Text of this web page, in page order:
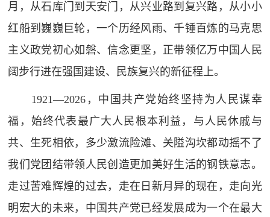
月，从石库门到天安门，从兴业路到复兴路，从小小
红船到巍巍巨轮，一个历经风雨、千锤百炼的马克思
主义政党初心如磐、信念更坚，正带领亿万中国人民
阔步行进在强国建设、民族复兴的新征程上。
1921—2026，中国共产党始终坚持为人民谋幸
福，始终代表最广大人民根本利益，与人民休戚与
共、生死相依，多少激流险滩、关隘沟坎都动摇不了
我们党团结带领人民创造更加美好生活的钢铁意志。
走过苦难辉煌的过去，走在日新月异的现在，走向光
明宏大的未来，中国共产党已经发展成为一个在最大